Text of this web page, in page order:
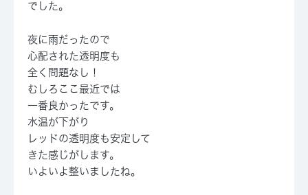
でした。
夜に雨だったので
心配された透明度も
全く問題なし！
むしろここ最近では
一番良かったです。
水温が下がり
レッドの透明度も安定して
きた感じがします。
いよいよ整いましたね。